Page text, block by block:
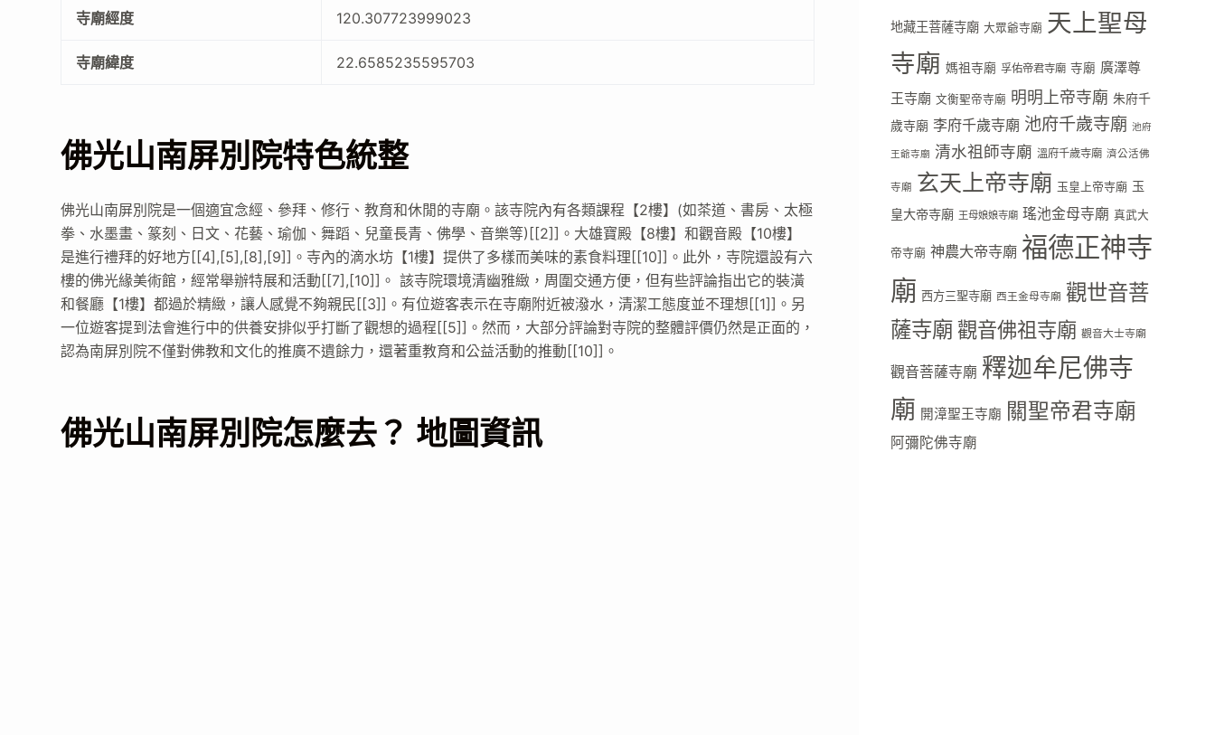
寺廟經度 120.307723999023
寺廟緯度 22.6585235595703
佛光山南屏別院特色統整
佛光山南屏別院是一個適宜念經、參拜、修行、教育和休閒的寺廟。該寺院內有各類課程【2樓】(如茶道、書房、太極
拳、水墨畫、篆刻、日文、花藝、瑜伽、舞蹈、兒童長青、佛學、音樂等)[[2]]。大雄寶殿【8樓】和觀音殿【10樓】
是進行禮拜的好地方[[4],[5],[8],[9]]。寺內的滴水坊【1樓】提供了多樣而美味的素食料理[[10]]。此外，寺院還設有六
樓的佛光緣美術館，經常舉辦特展和活動[[7],[10]]。 該寺院環境清幽雅緻，周圍交通方便，但有些評論指出它的裝潢
和餐廳【1樓】都過於精緻，讓人感覺不夠親民[[3]]。有位遊客表示在寺廟附近被潑水，清潔工態度並不理想[[1]]。另
一位遊客提到法會進行中的供養安排似乎打斷了觀想的過程[[5]]。然而，大部分評論對寺院的整體評價仍然是正面的，
認為南屏別院不僅對佛教和文化的推廣不遺餘力，還著重教育和公益活動的推動[[10]]。
佛光山南屏別院怎麼去？ 地圖資訊
地藏王菩薩寺廟 大眾爺寺廟 天上聖母
寺廟 媽祖寺廟 孚佑帝君寺廟 寺廟 廣澤尊
王寺廟 文衡聖帝寺廟 明明上帝寺廟 朱府千
歲寺廟 李府千歲寺廟 池府千歲寺廟 池府
王爺寺廟 清水祖師寺廟 溫府千歲寺廟 濟公活佛
寺廟 玄天上帝寺廟 玉皇上帝寺廟 玉
皇大帝寺廟 王母娘娘寺廟 瑤池金母寺廟 真武大
帝寺廟 神農大帝寺廟 福德正神寺
廟 西方三聖寺廟 西王金母寺廟 觀世音菩
薩寺廟觀音佛祖寺廟 觀音大士寺廟
觀音菩薩寺廟 釋迦牟尼佛寺
廟 開漳聖王寺廟 關聖帝君寺廟
阿彌陀佛寺廟